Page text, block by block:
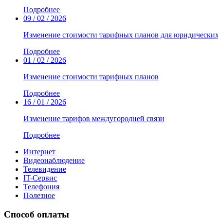
Подробнее
09 / 02 / 2026
Изменение стоимости тарифных планов для
Подробнее
01 / 02 / 2026
Изменение стоимости тарифных планов
Подробнее
16 / 01 / 2026
Изменение тарифов междугородней связи
Подробнее
Интернет
Видеонаблюдение
Телевидение
IT-Сервис
Телефония
Полезное
Способ оплаты